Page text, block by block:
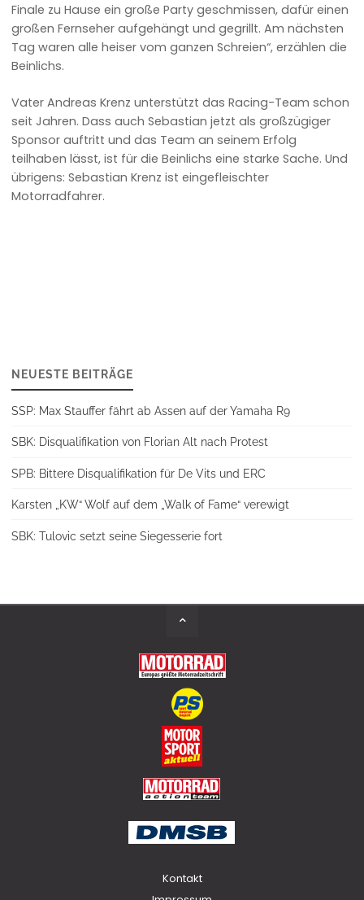
Finale zu Hause ein große Party geschmissen, dafür einen
großen Fernseher aufgehängt und gegrillt. Am nächsten
Tag waren alle heiser vom ganzen Schreien“, erzählen die
Beinlichs.
Vater Andreas Krenz unterstützt das Racing-Team schon
seit Jahren. Dass auch Sebastian jetzt als großzügiger
Sponsor auftritt und das Team an seinem Erfolg
teilhaben lässt, ist für die Beinlichs eine starke Sache. Und
übrigens: Sebastian Krenz ist eingefleischter
Motorradfahrer.
NEUESTE BEITRÄGE
SSP: Max Stauffer fährt ab Assen auf der Yamaha R9
SBK: Disqualifikation von Florian Alt nach Protest
SPB: Bittere Disqualifikation für De Vits und ERC
Karsten „KW“ Wolf auf dem „Walk of Fame“ verewigt
SBK: Tulovic setzt seine Siegesserie fort
Kontakt
Back